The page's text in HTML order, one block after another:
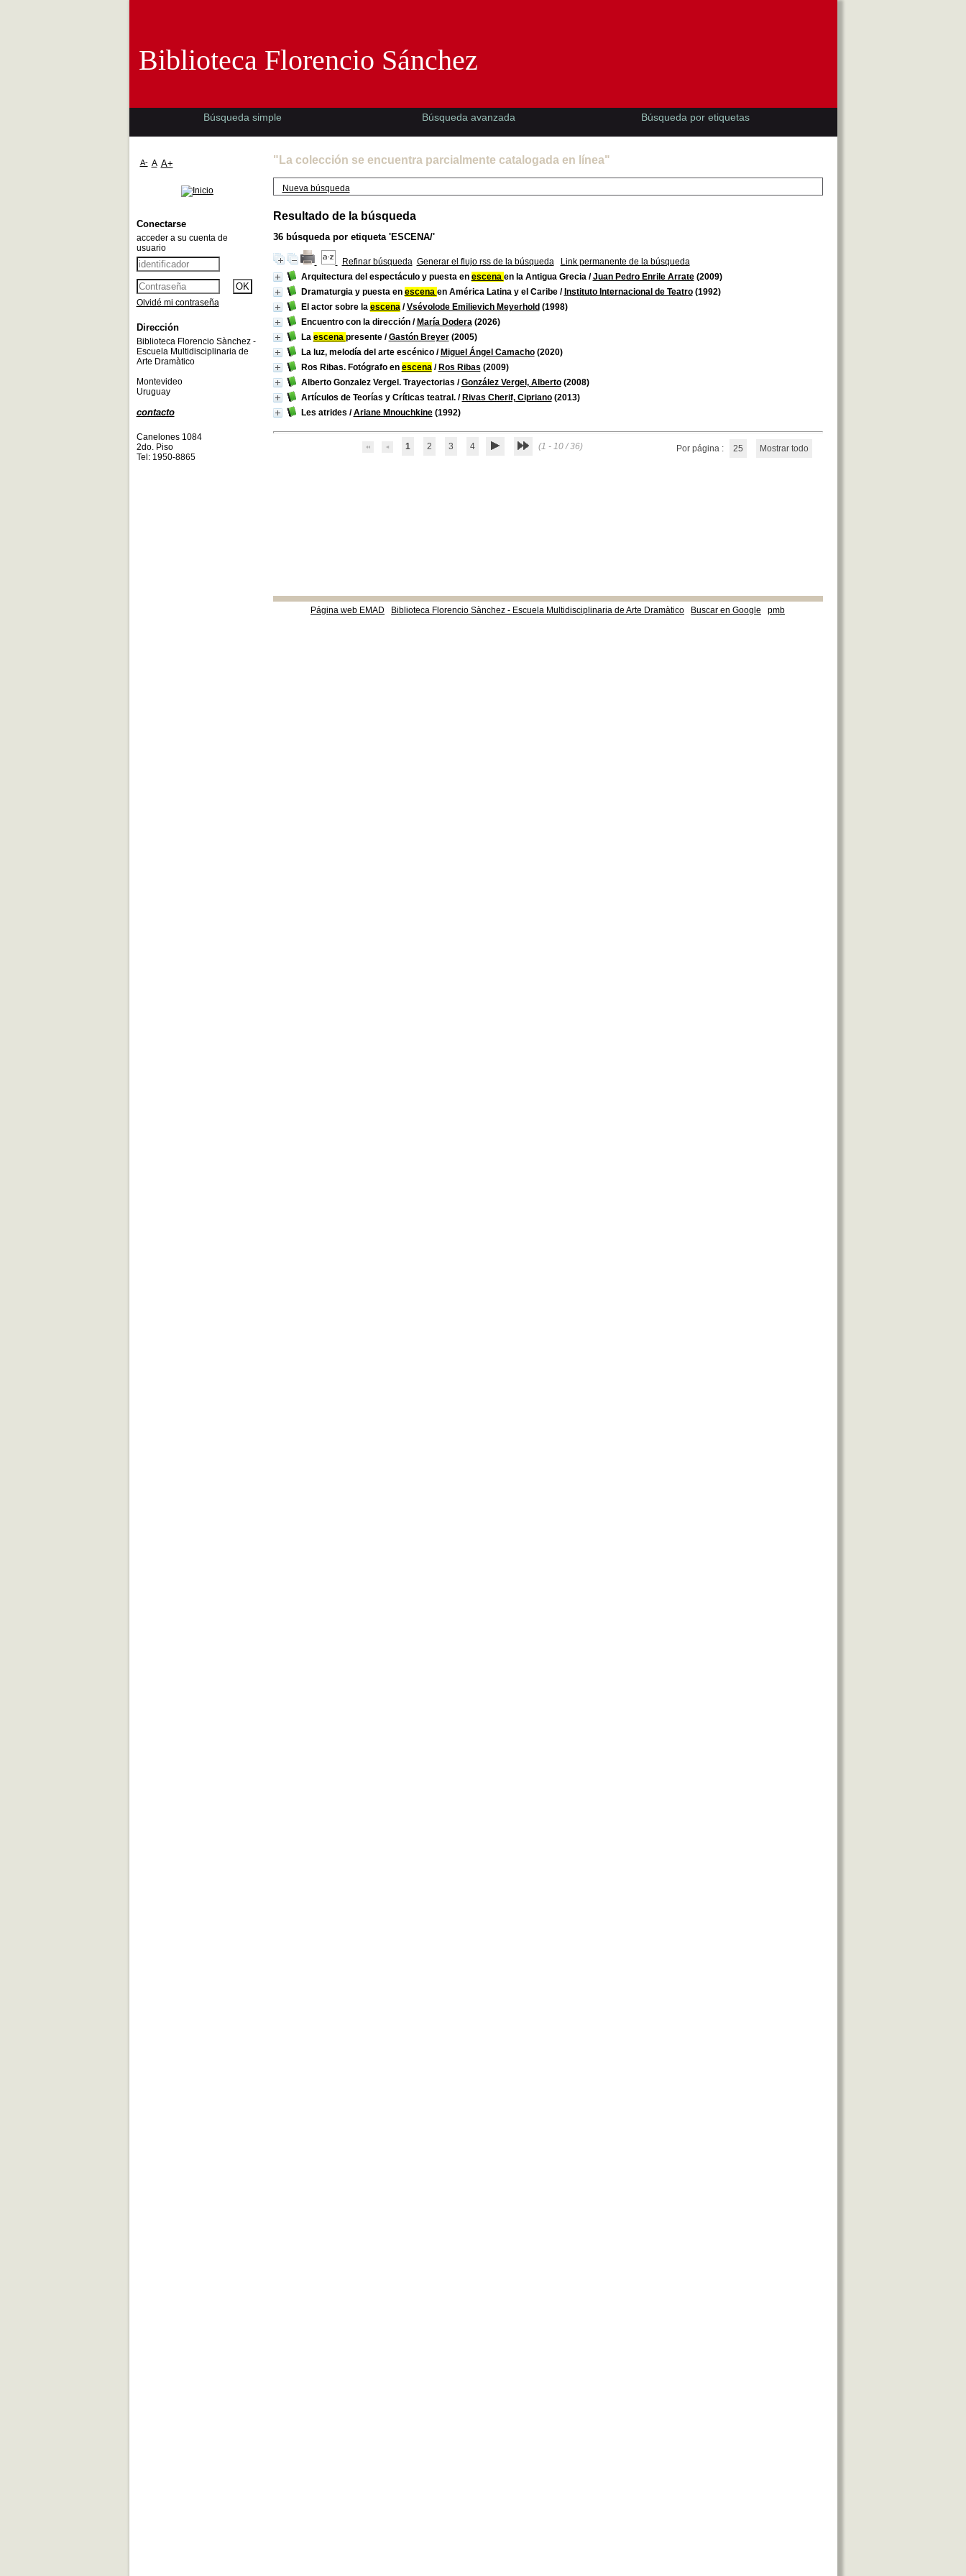
"La colección se encuentra parcialmente catalogada en línea"
Nueva búsqueda
Resultado de la búsqueda
36búsqueda por etiqueta 'ESCENA/'
Refinar búsqueda Generar el flujo rss de la búsqueda
Link permanente de la búsqueda
Arquitectura del espectáculo y puesta en escena en la Antigua Grecia/Juan Pedro Enrile Arrate(2009)
Dramaturgia y puesta en escena en América Latina y el Caribe/ Instituto Internacional de Teatro(1992)
El actor sobre la escena/Vsévolode Emilievich Meyerhold (1998)
Encuentro con la dirección/ María Dodera(2026)
La escena presente/Gastón Breyer(2005)
La luz, melodía del arte escénico/ Miguel Ángel Camacho(2020)
Ros Ribas. Fotógrafo en escena/ Ros Ribas (2009)
Alberto Gonzalez Vergel. Trayectorias /González Vergel, Alberto(2008)
Artículos de Teorías y Críticas teatral./ Rivas Cherif, Cipriano(2013)
Les atrides /Ariane Mnouchkine(1992)
1 2 3 4 (1 - 10 / 36) Por página : 25 Mostrar todo
Página web EMAD Biblioteca Florencio Sànchez - Escuela Multidisciplinaria de Arte Dramàtico Buscar en Google pmb
Biblioteca Florencio Sánchez
Búsqueda simple Búsqueda avanzada Búsqueda por etiquetas
A- A A+
Conectarse
acceder a su cuenta de
usuario
Olvidé mi contraseña
Dirección
Biblioteca Florencio Sànchez -
Escuela Multidisciplinaria de
Arte Dramàtico
Montevideo
Uruguay
contacto
Canelones 1084
2do. Piso
Tel: 1950-8865